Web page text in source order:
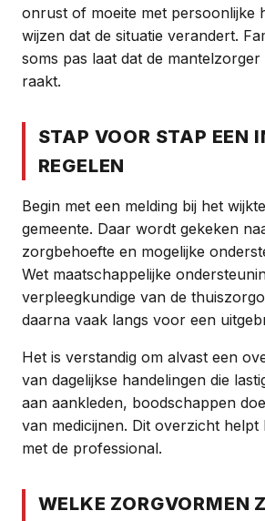
onrust of moeite met persoonlijke
wijzen dat de situatie verandert.
soms pas laat dat de
raakt.
STAP VOOR STAP EEN
REGELEN
Begin met een melding bij het
gemeente. Daar wordt gekeken
zorgbehoefte en mogelijke
Wet maatschappelijke
verpleegkundige van de
daarna vaak langs voor een
Het is verstandig om alvast een
van dagelijkse handelingen die
aan aankleden, boodschappen
van medicijnen. Dit overzicht helpt
met de professional.
WELKE ZORGVORMEN